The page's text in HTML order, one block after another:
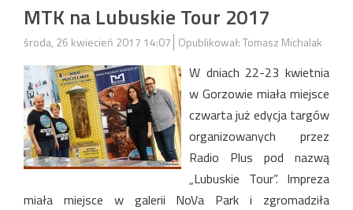
MTK na Lubuskie Tour 2017
środa, 26 kwiecień 2017 14:07 Opublikował: Tomasz Michalak
W dniach 22-23 kwietnia
w Gorzowie miała miejsce
czwarta już edycja targów
organizowanych przez
Radio Plus pod nazwą
„Lubuskie Tour”. Impreza
miała miejsce w galerii NoVa Park i zgromadziła